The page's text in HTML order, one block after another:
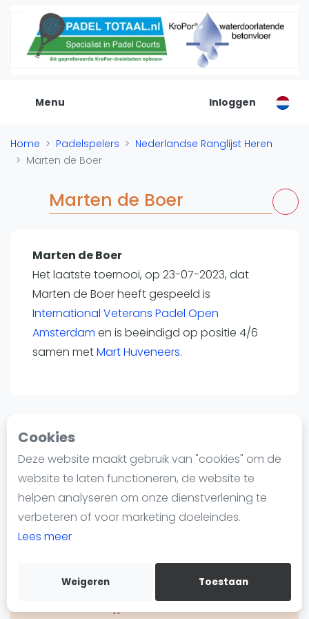
Cookies
Deze website maakt gebruik van "cookies" om de
website te laten functioneren, de website te
helpen analyseren om onze dienstverlening te
verbeteren of voor marketing doeleindes.
Lees meer
Weigeren Toestaan
Menu
De Padel Gids
Alle padel locaties
Organisatie
Banenbouwers
Overige categorien
Padelscholen
Laatste updates
Padel
Forum
Nieuws
Blog artikelen
Vragen over padel
Informatie
Over ons
Contact
Adverteren
Insights
WhatsApp
Join WhatsApp Community
Inloggen
Home Padelspelers
Nederlandse Ranglijst Heren
Marten de Boer
Marten de Boer
Marten de Boer
Het laatste toernooi, op 23-07-2023, dat
Marten de Boer heeft gespeeld is
International Veterans Padel Open
Amsterdam en is beëindigd op positie 4/6
samen metMart Huveneers.
Land
Nederland